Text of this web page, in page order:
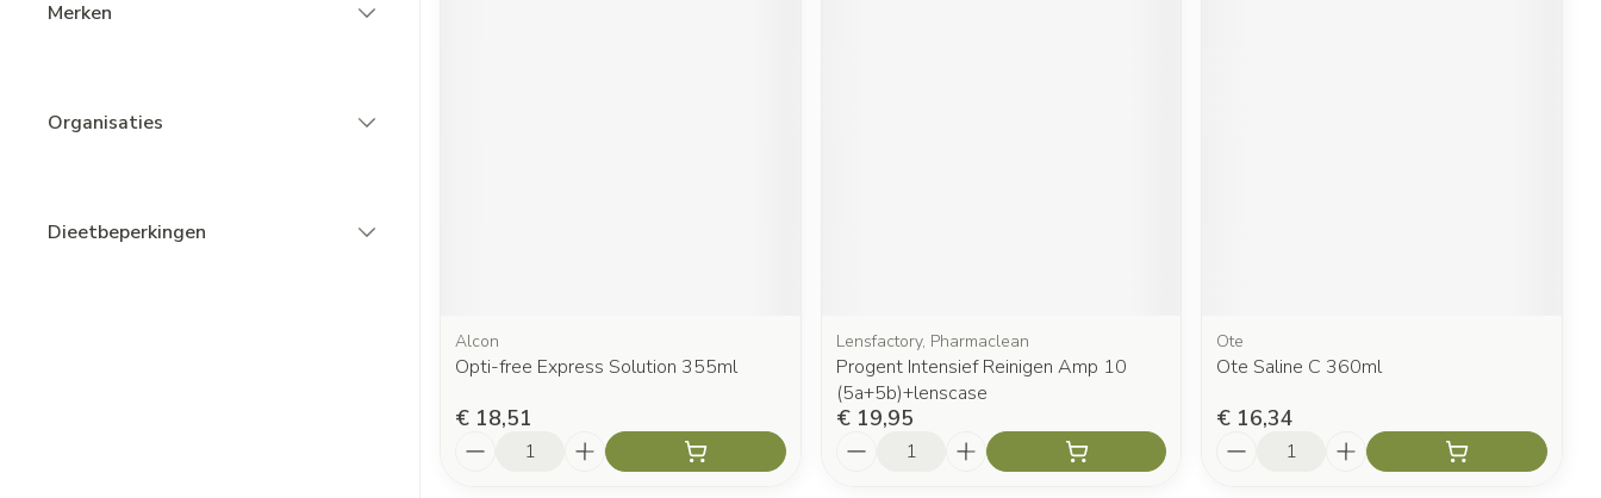
Merken
Organisaties
Dieetbeperkingen
Alcon
Opti-free Express Solution 355ml
€ 18,51
Lensfactory, Pharmaclean
Progent Intensief Reinigen Amp 10
(5a+5b)+lenscase
€ 19,95
Ote
Ote Saline C 360ml
€ 16,34